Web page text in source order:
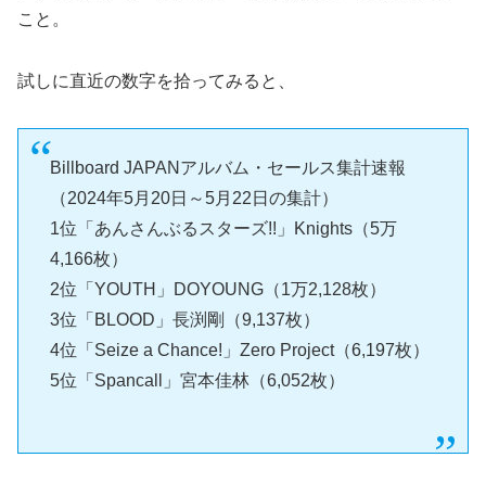
こと。
試しに直近の数字を拾ってみると、
Billboard JAPANアルバム・セールス集計速報
（2024年5月20日～5月22日の集計）
1位「あんさんぶるスターズ!!」Knights（5万
4,166枚）
2位「YOUTH」DOYOUNG（1万2,128枚）
3位「BLOOD」長渕剛（9,137枚）
4位「Seize a Chance!」Zero Project（6,197枚）
5位「Spancall」宮本佳林（6,052枚）